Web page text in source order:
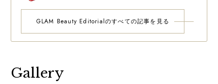
GLAM Beauty Editorialのすべての記事を見る
Gallery